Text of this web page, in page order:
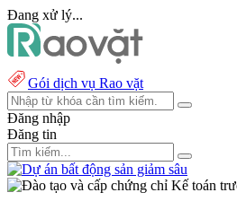
Đang xử lý...
Gói dịch vụ Rao vặt
Đăng nhập
Đăng tin